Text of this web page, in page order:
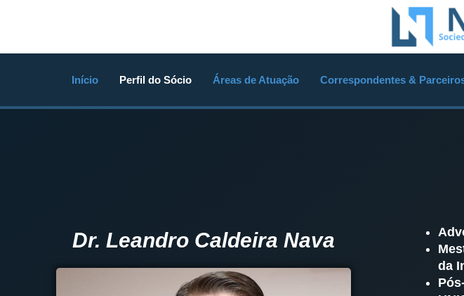
conteúdo
Início Perfil do Sócio Áreas de Atuação Correspondentes &
Dr. Leandro Caldeira Nava
da